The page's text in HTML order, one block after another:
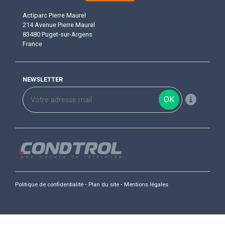
Actiparc Pierre Maurel
214 Avenue Pierre Maurel
83480 Puget-sur-Argens
France
NEWSLETTER
OK
Politique de confidentialité - Plan du site - Mentions légales